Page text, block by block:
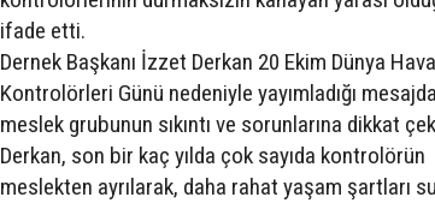
ifade etti.
Dernek Başkanı İzzet Derkan 20 Ekim Dünya
Kontrolörleri Günü nedeniyle yayımladığı
meslek grubunun sıkıntı ve sorunlarına dikkat
Derkan, son bir kaç yılda çok sayıda kontrolörün
meslekten ayrılarak, daha rahat yaşam şartları